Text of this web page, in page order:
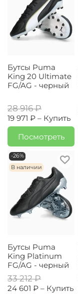
Бутсы Puma
King 20 Ultimate
FG/AG - черный
28 916 ₽
19 971 ₽ – Купить
Посмотреть
-26%
В наличии
Бутсы Puma
King Platinum
FG/AG - черный
33 212 ₽
24 601 ₽ – Купить